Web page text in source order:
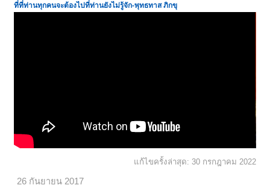
ที่ที่ท่านทุกคนจะต้องไปที่ท่านยังไม่รู้จัก-พุทธทาส ภิกขุ
แก้ไขครั้งล่าสุด: 30 กรกฎาคม 2022
26 กันยายน 2017